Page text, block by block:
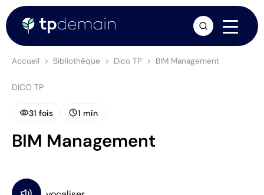
Accueil Bibliothèque Dico TP BIM Management
DICO TP
visibility31 fois schedule1 min
BIM Management
arrow_forward